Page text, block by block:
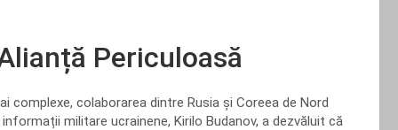
Periculoasă
complexe, colaborarea dintre Rusia și Coreea de Nord
militare ucrainene, Kirilo Budanov, a dezvăluit că